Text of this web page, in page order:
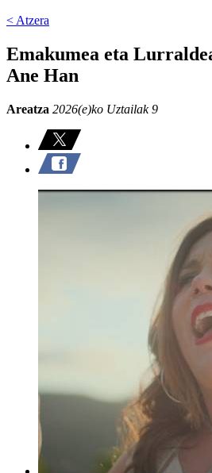
< Atzera
Emakumea eta
Ane Han
Areatza 2026(e)ko Uztailak 9